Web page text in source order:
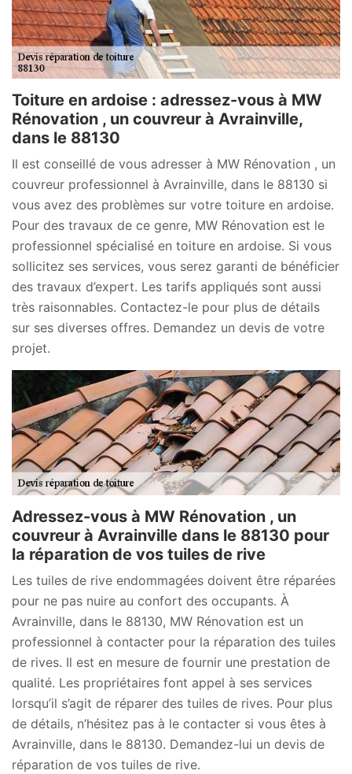
Toiture en ardoise : adressez-vous à MW
Rénovation , un couvreur à Avrainville,
dans le 88130
Il est conseillé de vous adresser à MW Rénovation , un
couvreur professionnel à Avrainville, dans le 88130 si
vous avez des problèmes sur votre toiture en ardoise.
Pour des travaux de ce genre, MW Rénovation est le
professionnel spécialisé en toiture en ardoise. Si vous
sollicitez ses services, vous serez garanti de bénéficier
des travaux d’expert. Les tarifs appliqués sont aussi
très raisonnables. Contactez-le pour plus de détails
sur ses diverses offres. Demandez un devis de votre
projet.
Adressez-vous à MW Rénovation , un
couvreur à Avrainville dans le 88130 pour
la réparation de vos tuiles de rive
Les tuiles de rive endommagées doivent être réparées
pour ne pas nuire au confort des occupants. À
Avrainville, dans le 88130, MW Rénovation est un
professionnel à contacter pour la réparation des tuiles
de rives. Il est en mesure de fournir une prestation de
qualité. Les propriétaires font appel à ses services
lorsqu’il s’agit de réparer des tuiles de rives. Pour plus
de détails, n’hésitez pas à le contacter si vous êtes à
Avrainville, dans le 88130. Demandez-lui un devis de
réparation de vos tuiles de rive.